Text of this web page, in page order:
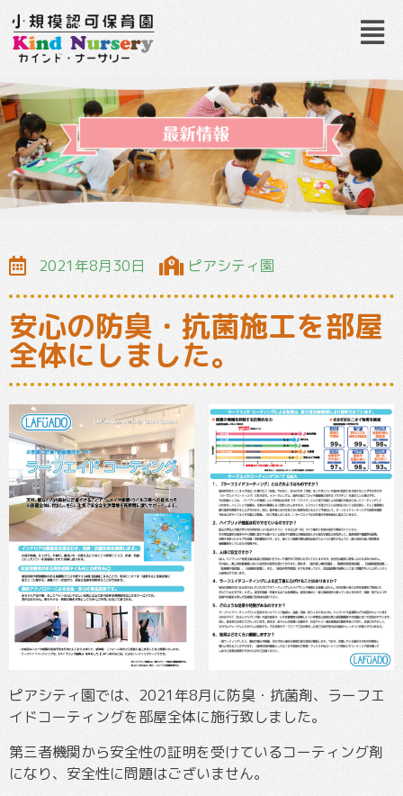
2021年8月30日 ピアシティ園
安心の防臭・抗菌施工を部屋
全体にしました。
ピアシティ園では、2021年8月に防臭・抗菌剤、ラーフエ
イドコーティングを部屋全体に施行致しました。
第三者機関から安全性の証明を受けているコーティング剤
になり、安全性に問題はございません。